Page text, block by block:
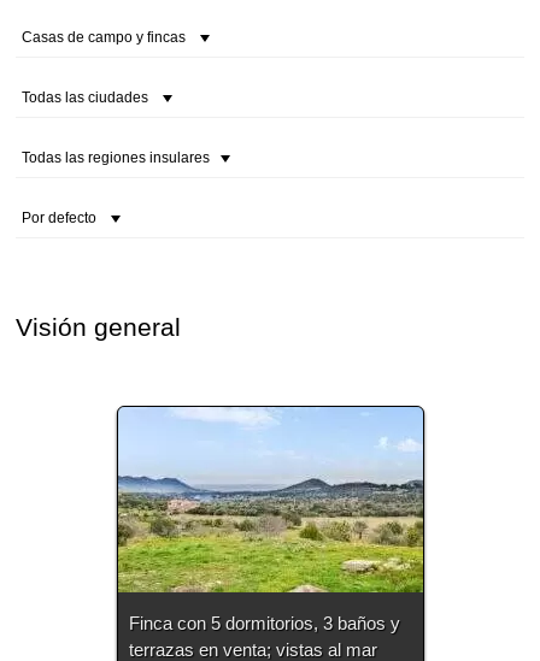
Casas de campo y fincas
Todas las ciudades
Todas las regiones insulares
Por defecto
Visión general
Finca con 5 dormitorios, 3 baños y
terrazas en venta; vistas al mar